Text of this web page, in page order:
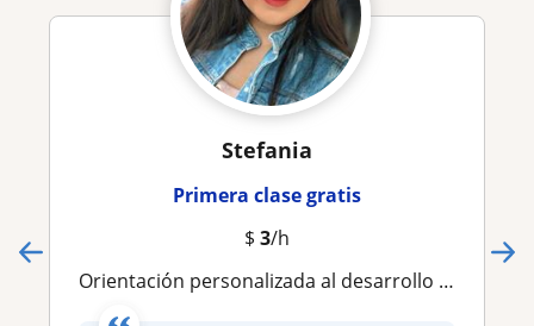
Stefania
Primera clase gratis
$ 3/h
Orientación personalizada al desarrollo personal, donde puedes vibrar positivo